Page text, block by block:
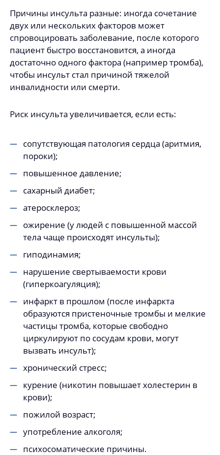
Причины инсульта разные: иногда сочетание
двух или нескольких факторов может
спровоцировать заболевание, после которого
пациент быстро восстановится, а иногда
достаточно одного фактора (например тромба),
чтобы инсульт стал причиной тяжелой
инвалидности или смерти.
Риск инсульта увеличивается, если есть:
сопутствующая патология сердца (аритмия,
пороки);
повышенное давление;
сахарный диабет;
атеросклероз;
ожирение (у людей с повышенной массой
тела чаще происходят инсульты);
гиподинамия;
нарушение свертываемости крови
(гиперкоагуляция);
инфаркт в прошлом (после инфаркта
образуются пристеночные тромбы и мелкие
частицы тромба, которые свободно
циркулируют по сосудам крови, могут
вызвать инсульт);
хронический стресс;
курение (никотин повышает холестерин в
крови);
пожилой возраст;
употребление алкоголя;
психосоматические причины.